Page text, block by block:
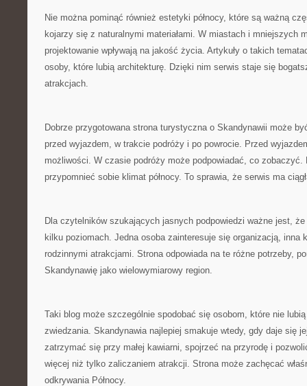
Nie można pominąć również estetyki północy, które są ważną
kojarzy się z naturalnymi materiałami. W miastach i mniejszych
projektowanie wpływają na jakość życia. Artykuły o takich
osoby, które lubią architekturę. Dzięki nim serwis staje się
atrakcjach.
Dobrze przygotowana strona turystyczna o Skandynawii może
przed wyjazdem, w trakcie podróży i po powrocie. Przed
możliwości. W czasie podróży może podpowiadać, co zobaczyć.
przypomnieć sobie klimat północy. To sprawia, że serwis ma
Dla czytelników szukających jasnych podpowiedzi ważne jest,
kilku poziomach. Jedna osoba zainteresuje się organizacją, inna
rodzinnymi atrakcjami. Strona odpowiada na te różne potrzeby,
Skandynawię jako wielowymiarowy region.
Taki blog może szczególnie spodobać się osobom, które nie
zwiedzania. Skandynawia najlepiej smakuje wtedy, gdy daje się
zatrzymać się przy małej kawiarni, spojrzeć na przyrodę i
więcej niż tylko zaliczaniem atrakcji. Strona może zachęcać
odkrywania Północy.